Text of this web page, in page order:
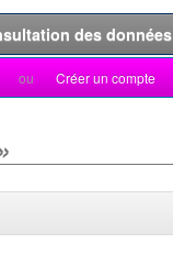
des données
ou Créer un compte